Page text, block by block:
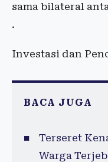
sama bilateral
.
Investasi dan
BACA JUGA
Terseret
Warga